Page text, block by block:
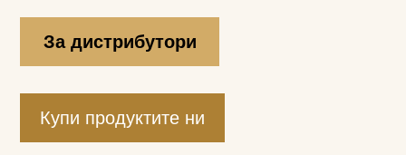
За дистрибутори
Купи продуктите ни